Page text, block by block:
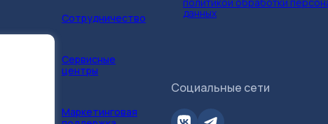
Сотрудничество
Сервисные
центры
Маркетинговая
данных
Социальные сети